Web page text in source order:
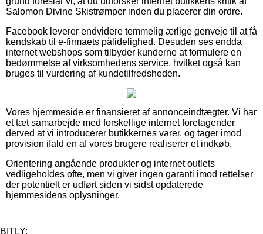
Salomon Divine Skistrømper inden du placerer din ordre.
Facebook leverer endvidere temmelig ærlige genveje til at få
kendskab til e-firmaets pålidelighed. Desuden ses endda
internet webshops som tilbyder kunderne at formulere en
bedømmelse af virksomhedens service, hvilket også kan
bruges til vurdering af kundetilfredsheden.
Vores hjemmeside er finansieret af annonceindtægter. Vi har
et tæt samarbejde med forskellige internet foretagender
derved at vi introducerer butikkernes varer, og tager imod
provision ifald en af vores brugere realiserer et indkøb.
Orientering angående produkter og internet outlets
vedligeholdes ofte, men vi giver ingen garanti imod rettelser
der potentielt er udført siden vi sidst opdaterede
hjemmesidens oplysninger.
BITLY: